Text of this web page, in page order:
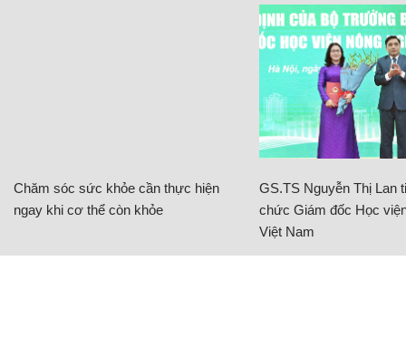
Chăm sóc sức khỏe cần thực hiện
ngay khi cơ thể còn khỏe
GS.TS Nguyễn Thị Lan
chức Giám đốc Học
Việt Nam